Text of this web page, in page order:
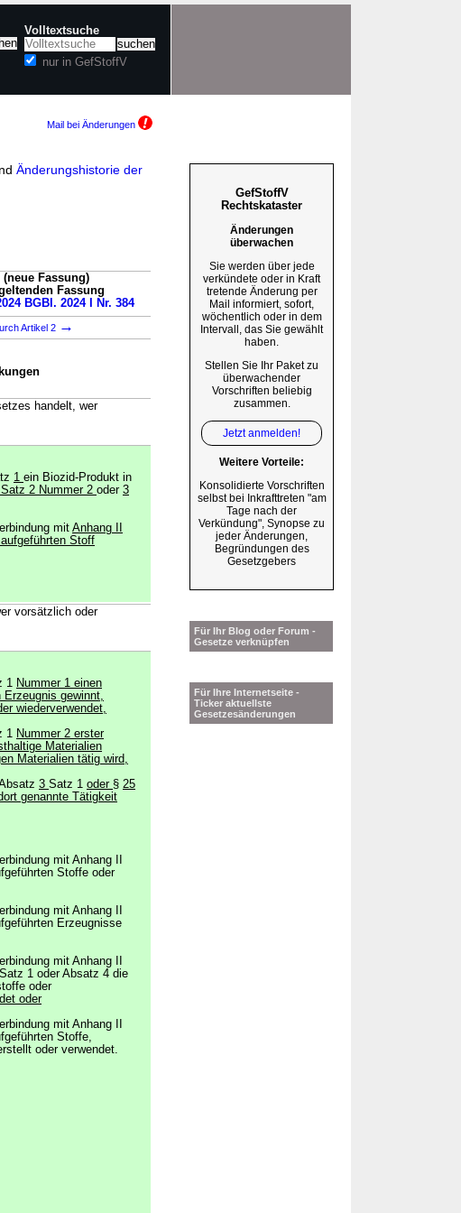
Volltextsuche
nur in GefStoffV
Mail bei Änderungen
Änderungshistorie der
Fassung)
Fassung
BGBl. 2024 I Nr. 384
Artikel 2 →
handelt, wer
1 ein Biozid-Produkt in
2 Nummer 2 oder 3
mit Anhang II
Stoff
vorsätzlich oder
1 Nummer 1 einen
Erzeugnis gewinnt,
wiederverwendet,
1 Nummer 2 erster
Materialien
Materialien tätig wird,
3 Satz 1 oder § 25
genannte Tätigkeit
mit Anhang II
Stoffe oder
mit Anhang II
Erzeugnisse
mit Anhang II
1 oder Absatz 4 die
oder
oder
mit Anhang II
Stoffe,
oder verwendet.
GefStoffV
Rechtskataster
Änderungen
überwachen
Sie werden über jede
verkündete oder in Kraft
tretende Änderung per
Mail informiert, sofort,
wöchentlich oder in dem
Intervall, das Sie gewählt
haben.
Stellen Sie Ihr Paket zu
überwachender
Vorschriften beliebig
zusammen.
Jetzt anmelden!
Weitere Vorteile:
Konsolidierte Vorschriften
selbst bei Inkrafttreten "am
Tage nach der
Verkündung", Synopse zu
jeder Änderungen,
Begründungen des
Gesetzgebers
Für Ihr Blog oder Forum -
Gesetze verknüpfen
Für Ihre Internetseite -
Ticker aktuellste
Gesetzesänderungen